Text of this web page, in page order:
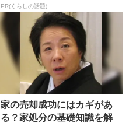
PR(くらしの話題)
家の売却成功にはカギがあ
る？家処分の基礎知識を解